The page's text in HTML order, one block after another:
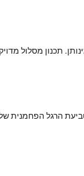
תכנון מסלול
הרגל הפחמנית